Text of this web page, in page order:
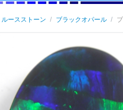
ルースストーン / ブラックオパール /